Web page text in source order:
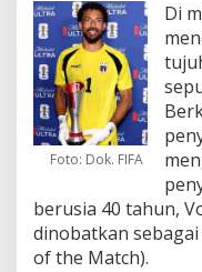
Foto: Dok. FIFA
Di
berusia 40 tahun,
dinobatkan
of the Match).